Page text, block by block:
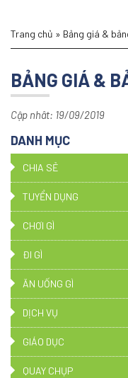
Trang chủ » Bảng giá &
BẢNG GIÁ &
Cập nhât: 19/09/2019
DANH MỤC
CHIA SẺ
TUYỂN DỤNG
CHƠI GÌ
ĐI GÌ
ĂN UỐNG GÌ
DỊCH VỤ
GIÁO DỤC
QUAY CHỤP